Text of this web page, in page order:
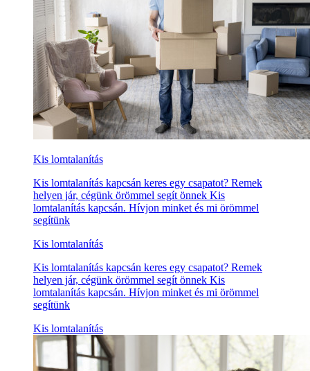
Kis lomtalanítás
Kis lomtalanítás kapcsán keres egy csapatot? Remek
helyen jár, cégünk örömmel segít önnek Kis
lomtalanítás kapcsán. Hívjon minket és mi örömmel
segítünk
Kis lomtalanítás
Kis lomtalanítás kapcsán keres egy csapatot? Remek
helyen jár, cégünk örömmel segít önnek Kis
lomtalanítás kapcsán. Hívjon minket és mi örömmel
segítünk
Kis lomtalanítás